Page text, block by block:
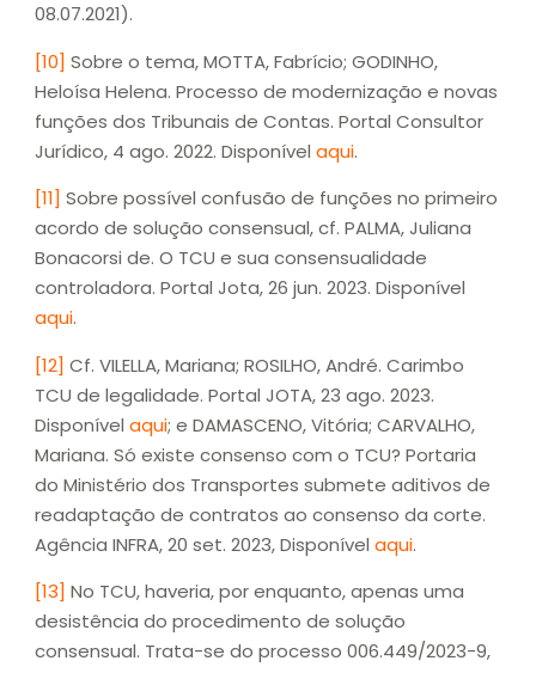
08.07.2021).
[10] Sobre o tema, MOTTA, Fabrício; GODINHO,
Heloísa Helena. Processo de modernização e novas
funções dos Tribunais de Contas. Portal Consultor
Jurídico, 4 ago. 2022. Disponível aqui.
[11] Sobre possível confusão de funções no primeiro
acordo de solução consensual, cf. PALMA, Juliana
Bonacorsi de. O TCU e sua consensualidade
controladora. Portal Jota, 26 jun. 2023. Disponível
aqui.
[12] Cf. VILELLA, Mariana; ROSILHO, André. Carimbo
TCU de legalidade. Portal JOTA, 23 ago. 2023.
Disponível aqui; e DAMASCENO, Vitória; CARVALHO,
Mariana. Só existe consenso com o TCU? Portaria
do Ministério dos Transportes submete aditivos de
readaptação de contratos ao consenso da corte.
Agência INFRA, 20 set. 2023, Disponível aqui.
[13] No TCU, haveria, por enquanto, apenas uma
desistência do procedimento de solução
consensual. Trata-se do processo 006.449/2023-9,